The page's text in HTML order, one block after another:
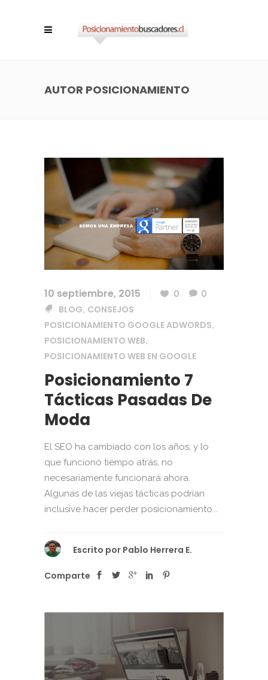
AUTOR POSICIONAMIENTO
10 septiembre, 2015 0
0
BLOG, CONSEJOS
POSICIONAMIENTO GOOGLE ADWORDS,
POSICIONAMIENTO WEB,
POSICIONAMIENTO WEB EN GOOGLE
Posicionamiento 7
Tácticas Pasadas De
Moda
El SEO ha cambiado con los años, y lo
que funcionó tiempo atrás, no
necesariamente funcionará ahora.
Algunas de las viejas tácticas podrían
inclusive hacer perder posicionamiento...
Escrito por Pablo Herrera E.
Comparte